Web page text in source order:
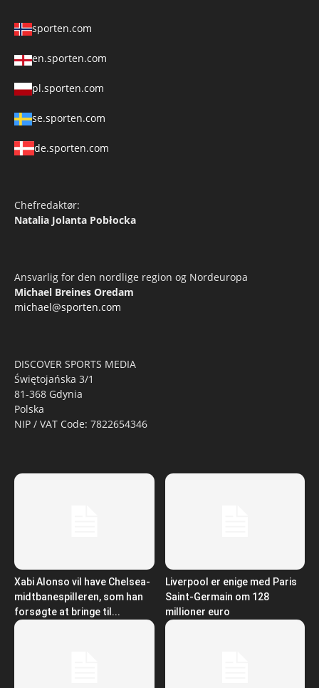
sporten.com
en.sporten.com
pl.sporten.com
se.sporten.com
de.sporten.com
Chefredaktør:
Natalia Jolanta Pobłocka
Ansvarlig for den nordlige region og Nordeuropa
Michael Breines Oredam
michael@sporten.com
DISCOVER SPORTS MEDIA
Świętojańska 3/1
81-368 Gdynia
Polska
NIP / VAT Code: 7822654346
Xabi Alonso vil have Chelsea-
midtbanespilleren, som han
forsøgte at bringe til...
Liverpool er enige med Paris
Saint-Germain om 128
millioner euro